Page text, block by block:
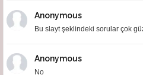
Anonymous
Bu slayt şeklindeki sorular çok
Anonymous
No